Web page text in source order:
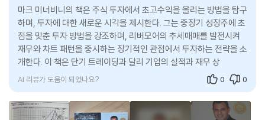
뛰어난 투자자와 혁신적인 사상가를 자세히 살피면서 그들의 철학을 따르
려고 했다. 나도 많은 실수를 저질렀지만 거기서부터 뼈저린 교훈을 얻었
--- p.397~398
모 상승으로 이어진다.
5. 매도 지점: 초고수익 속성을 드러내는 모든 종목이 수익으로 이어지는
것은 아니다. 다수는 정확한 지점에서 매수해도 주가가 오르지 않을 것이
다. 계좌를 보호하기 위해 손실이 난 포지션에서 강제로 빠져나오도록 손
절 지점을 설정해야 하는 이유다. 반대로 일정한 시점이 되면 보유 주식을
팔아서 수익을 실현해야 한다.
이 책은 이 SEPA를 기반으로 이후 이야기를 전개해 나간다. 추세는 네 단
마크 미너비니의 책은 주식 투자에서 초고수익을 올리는 방법을 탐구
하며, 투자에 대한 새로운 시각을 제시한다. 그는 중장기 성장주에 초
점을 맞춘 투자 방법을 강조하며, 리버모어의 추세매매를 발전시켜
재무와 차트 패턴을 중시하는 장기적인 관점에서 투자하는 전략을 소
개한다. 이 책은 단기 트레이딩과 달리 기업의 실적과 재무 상태를 중
요시하며, 성장주를 매매할 때 PER 지표에 대한 새로
AI 리뷰가 도움이 되었나요? 0 0